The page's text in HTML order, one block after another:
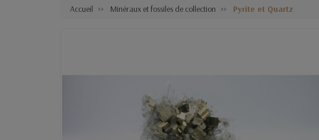
Accueil Minéraux et fossiles de collection Pyrite et Quartz